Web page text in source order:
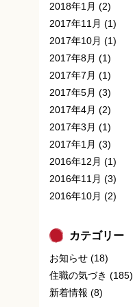
2018年1月 (2)
2017年11月 (1)
2017年10月 (1)
2017年8月 (1)
2017年7月 (1)
2017年5月 (3)
2017年4月 (2)
2017年3月 (1)
2017年1月 (3)
2016年12月 (1)
2016年11月 (3)
2016年10月 (2)
カテゴリー
お知らせ (18)
住職の気づき (185)
新着情報 (8)